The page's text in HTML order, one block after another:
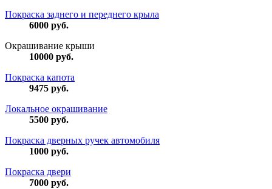
Покраска заднего и переднего крыла
6000 руб.
Окрашивание крыши
10000 руб.
Покраска капота
9475 руб.
Локальное окрашивание
5500 руб.
Покраска дверных ручек автомобиля
1000 руб.
Покраска двери
7000 руб.